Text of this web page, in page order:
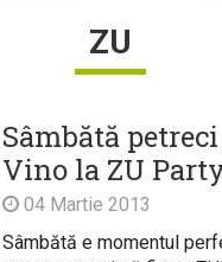
ZU
Sâmbătă
Vino la ZU
04 Martie 2013
Sâmbătă e momentul